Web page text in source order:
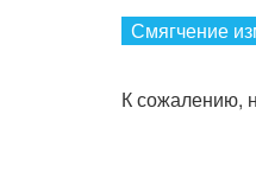
Смягчение
К сожалению,